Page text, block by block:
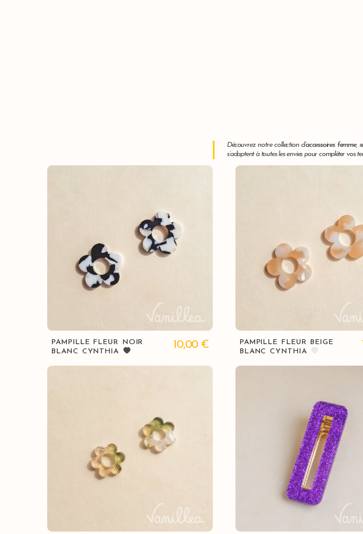
Découvrez notre collection d’accessoires femme,
s’adaptent à toutes les envies pour compléter vos
Vue rapide
PAMPILLE FLEUR NOIR
BLANC CYNTHIA
10,00 €
Vue rapide
PAMPILLE FLEUR BEIGE
BLANC CYNTHIA